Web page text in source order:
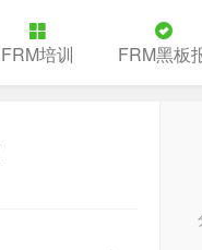
FRM培训 FRM黑板